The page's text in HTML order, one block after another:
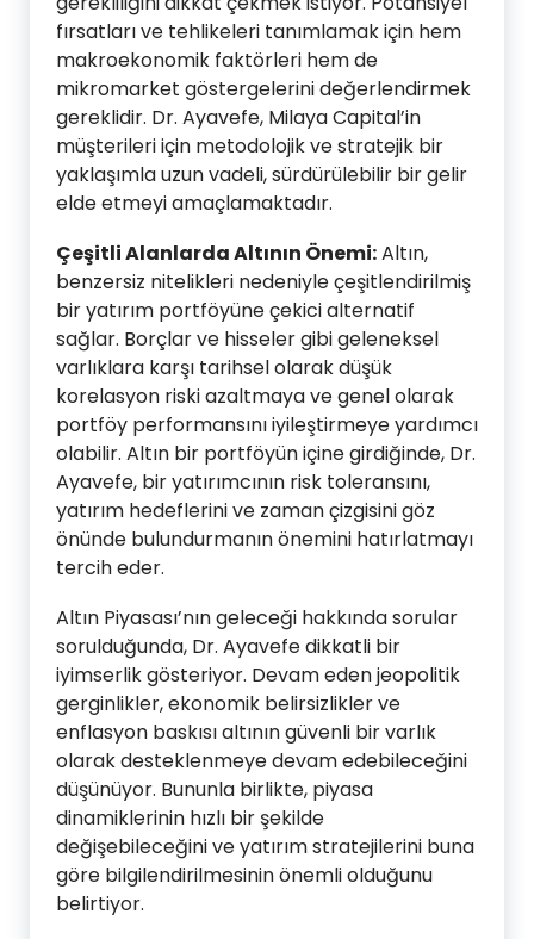
fırsatları ve tehlikeleri tanımlamak için hem
makroekonomik faktörleri hem de
mikromarket göstergelerini değerlendirmek
gereklidir. Dr. Ayavefe, Milaya Capital’in
müşterileri için metodolojik ve stratejik bir
yaklaşımla uzun vadeli, sürdürülebilir bir gelir
elde etmeyi amaçlamaktadır.
Çeşitli Alanlarda Altının Önemi:Altın,
benzersiz nitelikleri nedeniyle çeşitlendirilmiş
bir yatırım portföyüne çekici alternatif
sağlar. Borçlar ve hisseler gibi geleneksel
varlıklara karşı tarihsel olarak düşük
korelasyon riski azaltmaya ve genel olarak
portföy performansını iyileştirmeye yardımcı
olabilir. Altın bir portföyün içine girdiğinde, Dr.
Ayavefe, bir yatırımcının risk toleransını,
yatırım hedeflerini ve zaman çizgisini göz
önünde bulundurmanın önemini hatırlatmayı
tercih eder.
Altın Piyasası’nın geleceği hakkında sorular
sorulduğunda, Dr. Ayavefe dikkatli bir
iyimserlik gösteriyor. Devam eden jeopolitik
gerginlikler, ekonomik belirsizlikler ve
enflasyon baskısı altının güvenli bir varlık
olarak desteklenmeye devam edebileceğini
düşünüyor. Bununla birlikte, piyasa
dinamiklerinin hızlı bir şekilde
değişebileceğini ve yatırım stratejilerini buna
göre bilgilendirilmesinin önemli olduğunu
belirtiyor.